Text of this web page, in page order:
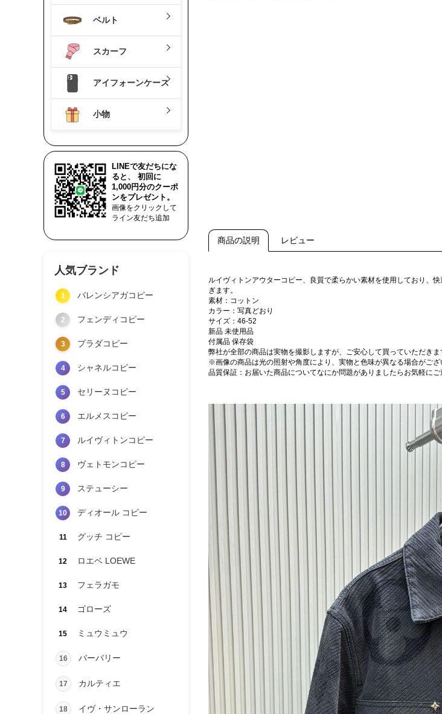
ベルト
スカーフ
アイフォーンケース
小物
LINEで友だちにな
ると、 初回に
1,000円分のクーポ
ンをプレゼント。
画像をクリックして
ライン友だち追加
人気ブランド
1 バレンシアガコピー
2 フェンディコピー
3 プラダコピー
4 シャネルコピー
5 セリーヌコピー
6 エルメスコピー
7 ルイヴィトンコピー
8 ヴェトモンコピー
9 ステューシー
10 ディオール コピー
11 グッチ コピー
12 ロエベ LOEWE
13 フェラガモ
14 ゴローズ
15 ミュウミュウ
16 バーバリー
17 カルティエ
18 イヴ・サンローラン
商品の説明 レビュー
ルイヴィトンアウターコピー、良質で柔らかい素材を使用しており、
ぎます。
素材：コットン
カラー：写真どおり
サイズ：46-52
新品 未使用品
付属品 保存袋
弊社が全部の商品は実物を撮影しますが、ご安心して買っていただきま
※画像の商品は光の照射や角度により、実物と色味が異なる場合がござ
品質保証：お届いた商品についてなにか問題がありましたらお気軽にご